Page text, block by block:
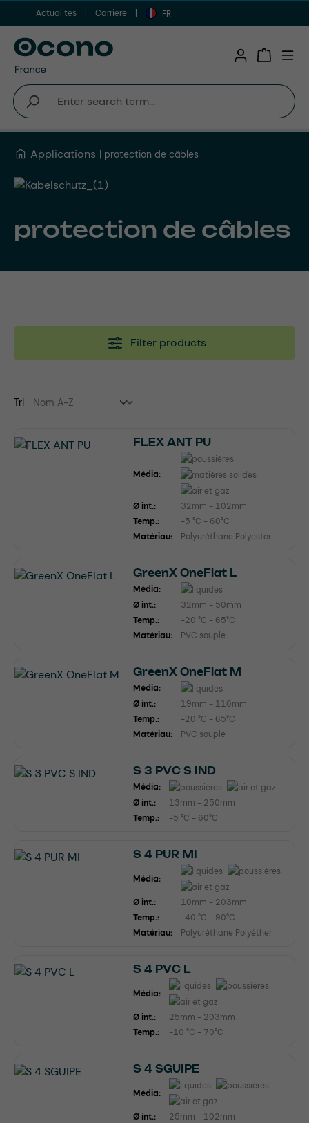
Aller au contenu principal
Actualités Carrière FR
Applications protection de câbles
protection de câbles
Filter products
Tri
FLEX ANT PU
Média:
Ø int.:
32mm - 102mm
Temp.:
-5 °C - 60°C
Matériau:
Polyuréthane Polyester
GreenX OneFlat L
Média:
Ø int.:
32mm - 50mm
Temp.:
-20 °C - 65°C
Matériau:
PVC souple
GreenX OneFlat M
Média:
Ø int.:
19mm - 110mm
Temp.:
-20 °C - 65°C
Matériau:
PVC souple
S 3 PVC S IND
Média:
Ø int.:
13mm - 250mm
Temp.:
-5 °C - 60°C
S 4 PUR MI
Média:
Ø int.:
10mm - 203mm
Temp.:
-40 °C - 90°C
Matériau:
Polyuréthane Polyéther
S 4 PVC L
Média:
Ø int.:
25mm - 203mm
Temp.:
-10 °C - 70°C
S 4 SGUIPE
Média:
Ø int.:
25mm - 102mm